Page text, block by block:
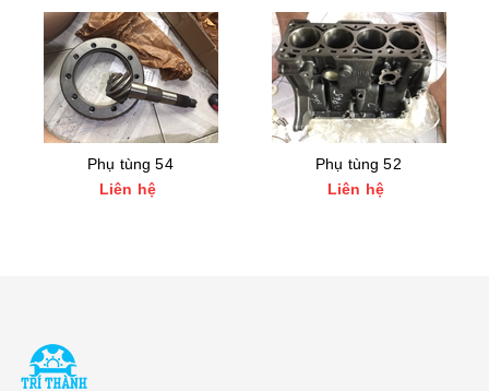
Phụ tùng 54
Liên hệ
Phụ tùng 52
Liên hệ